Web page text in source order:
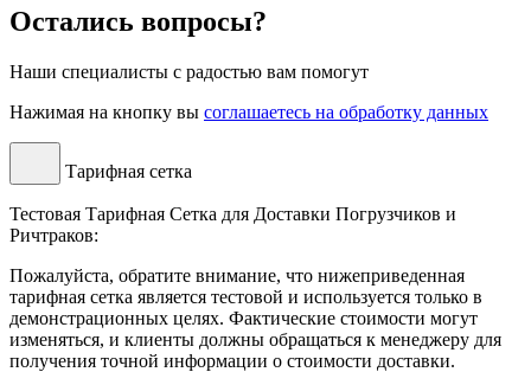
Остались вопросы?
Наши специалисты с радостью вам помогут
Нажимая на кнопку вы соглашаетесь на обработку данных
Тарифная сетка
Тестовая Тарифная Сетка для Доставки Погрузчиков и
Ричтраков:
Пожалуйста, обратите внимание, что нижеприведенная
тарифная сетка является тестовой и используется только в
демонстрационных целях. Фактические стоимости могут
изменяться, и клиенты должны обращаться к менеджеру для
получения точной информации о стоимости доставки.